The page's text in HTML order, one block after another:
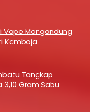
Vape Mengandung
Kamboja
Tangkap
3,10 Gram Sabu